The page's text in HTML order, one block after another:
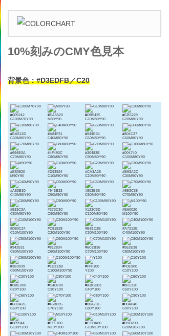
10%刻みのCMY色見本
背景色：#D3EDFB／C20
#005242
C100M70Y90
#EA5520
M80Y90
#DB5425
C10M80Y90
#CB5229
C20M80Y90
#BA512D
C30M80Y90
#A84F31
C40M80Y90
#944E34
C50M80Y90
#804C37
C60M80Y90
#694B3A
C70M80Y90
#4F493C
C80M80Y90
#30483E
C90M80Y90
#004740
C100M80Y90
#E83820
M90Y90
#D93924
C10M90Y90
#CA3A28
C20M90Y90
#B93A2C
C30M90Y90
#A83B30
C40M90Y90
#943B33
C50M90Y90
#803B36
C60M90Y90
#6B3C38
C70M90Y90
#533C3A
C80M90Y90
#373C3C
C90M90Y90
#123C3D
C100M90Y90
#E60020
M100Y90
#D80C24
C10M100Y90
#C81528
C20M100Y90
#B81C2B
C30M100Y90
#A7212E
C40M100Y90
#942531
C50M100Y90
#812834
C60M100Y90
#6C2B36
C70M100Y90
#552E38
C80M100Y90
#3B3039
C90M100Y90
#1E313B
C100M100Y90
#FFF100
Y100
#F0E900
C10Y100
#DBE000
C20Y100
#C4D700
C30Y100
#ABCD03
C40Y100
#8FC31F
C50Y100
#6FBA2C
C60Y100
#45B035
C70Y100
#00A73C
C80Y100
#00A040
C90Y100
#009944
C100Y100
#FFE100
M10Y100
#EEDA00
C10M10Y100
#D9D200
C20M10Y100